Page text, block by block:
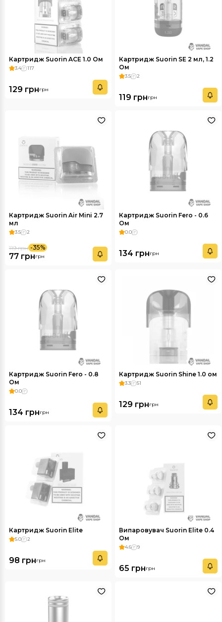
Картридж Suorin ACE 1.0 Ом
3.4 117
129 грнгрн
Картридж Suorin SE 2 мл, 1.2
Ом
3.5 2
119 грнгрн
Картридж Suorin Air Mini 2.7
мл
3.5 2
77 грнгрн
119 грн -35%
Картридж Suorin Fero - 0.6
Ом
0.0
134 грнгрн
Картридж Suorin Fero - 0.8
Ом
0.0
134 грнгрн
Картридж Suorin Shine 1.0 ом
3.3 51
129 грнгрн
Картридж Suorin Elite
5.0 2
98 грнгрн
Випаровувач Suorin Elite 0.4
Ом
4.6 9
65 грнгрн